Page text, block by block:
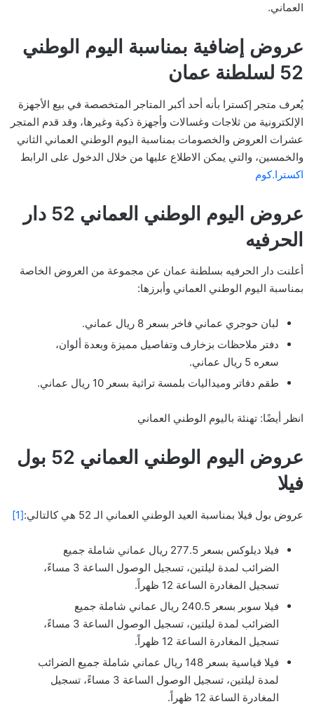
العماني.
عروض إضافية بمناسبة اليوم الوطني
52 لسلطنة عمان
يُعرف متجر إكسترا بأنه أحد أكبر المتاجر المتخصصة في بيع الأجهزة
الإلكترونية من ثلاجات وغسالات وأجهزة ذكية وغيرها، وقد قدم المتجر
عشرات العروض والخصومات بمناسبة اليوم الوطني العماني الثاني
والخمسين، والتي يمكن الاطلاع عليها من خلال الدخول على الرابط
اكسترا.كوم
عروض اليوم الوطني العماني 52 دار
الحرفيه
أعلنت دار الحرفيه بسلطنة عمان عن مجموعة من العروض الخاصة
بمناسبة اليوم الوطني العماني وأبرزها:
لبان حوجري عماني فاخر بسعر 8 ريال عماني.
دفتر ملاحظات بزخارف وتفاصيل مميزة وبعدة ألوان،
سعره 5 ريال عماني.
طقم دفاتر وميداليات بلمسة تراثية بسعر 10 ريال عماني.
انظر أيضًا: تهنئة باليوم الوطني العماني
عروض اليوم الوطني العماني 52 بول
فيلا
عروض بول فيلا بمناسبة العيد الوطني العماني الـ 52 هي كالتالي: [1]
فيلا ديلوكس بسعر 277.5 ريال عماني شاملة جميع
الضرائب لمدة ليلتين، تسجيل الوصول الساعة 3 مساءً،
تسجيل المغادرة الساعة 12 ظهراً.
فيلا سوبر بسعر 240.5 ريال عماني شاملة جميع
الضرائب لمدة ليلتين، تسجيل الوصول الساعة 3 مساءً،
تسجيل المغادرة الساعة 12 ظهراً.
فيلا قياسية بسعر 148 ريال عماني شاملة جميع الضرائب
لمدة ليلتين، تسجيل الوصول الساعة 3 مساءً، تسجيل
المغادرة الساعة 12 ظهراً.